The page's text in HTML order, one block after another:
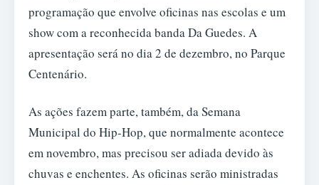
programação que envolve oficinas nas escolas e um
show com a reconhecida banda Da Guedes. A
apresentação será no dia 2 de dezembro, no Parque
Centenário.
As ações fazem parte, também, da Semana
Municipal do Hip-Hop, que normalmente acontece
em novembro, mas precisou ser adiada devido às
chuvas e enchentes. As oficinas serão ministradas